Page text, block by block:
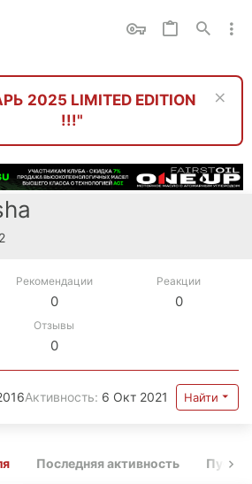
2025 LIMITED EDITION
!!!"
Рекомендации
0
Реакции
0
Отзывы
0
Активность 6 Окт 2021 Найти
Последняя активность